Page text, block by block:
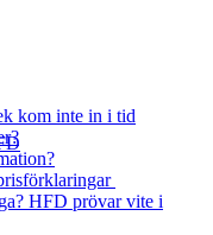
kom inte in i tid
HFD prövar vite i